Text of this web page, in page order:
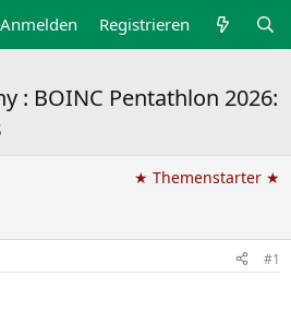
Anmelden Registrieren
: BOINC Pentathlon 2026:
★ Themenstarter ★
#1